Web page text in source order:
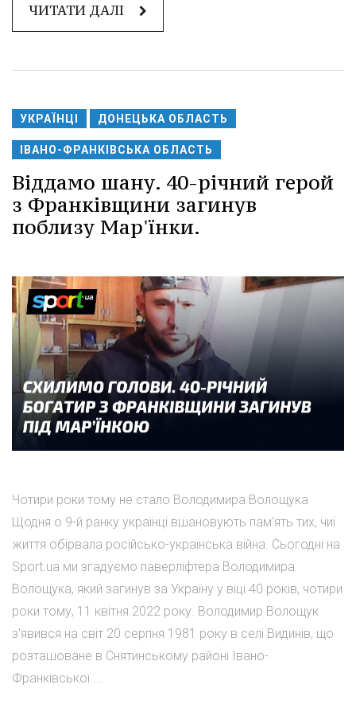
ЧИТАТИ ДАЛІ
УКРАЇНЦІ ДОНЕЦЬКА ОБЛАСТЬ
ІВАНО-ФРАНКІВСЬКА ОБЛАСТЬ
Віддамо шану. 40-річний герой
з Франківщини загинув
поблизу Мар'їнки.
Чотири роки тому не стало Володимира Волощука
Щодня о 9-й ранку українці вшановують пам'ять тих, чиї
життя обірвала російсько-українська війна. Сьогодні на
Sport.ua ми згадуємо паверліфтера Володимира
Волощука, який загинув за Україну у віці 40 років, чотири
роки тому, 11 квітня 2022 року. Володимир Волощук
з'явився на світ 20 серпня 1981 року в селі Видинів, що
розташоване в Снятинському районі Івано-
Франківської ...